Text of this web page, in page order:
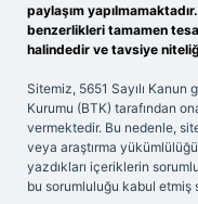
paylaşım
benzerlikleri tamamen
halindedir ve tavsiye
Sitemiz, 5651 Sayılı
Kurumu (BTK) tarafından
vermektedir. Bu nedenle,
veya araştırma
yazdıkları içeriklerin
bu sorumluluğu kabul etmiş